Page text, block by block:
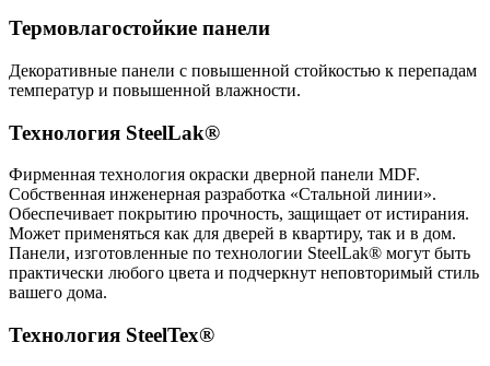
Термовлагостойкие панели
Декоративные панели с повышенной стойкостью к перепадам
температур и повышенной влажности.
Технология SteelLak®
Фирменная технология окраски дверной панели MDF.
Собственная инженерная разработка «Стальной линии».
Обеспечивает покрытию прочность, защищает от истирания.
Может применяться как для дверей в квартиру, так и в дом.
Панели, изготовленные по технологии SteelLak® могут быть
практически любого цвета и подчеркнут неповторимый стиль
вашего дома.
Технология SteelTex®